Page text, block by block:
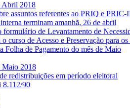
Abril 2018
assuntos referentes ao PRIQ e PRIC-
terminam amanhã, 26 de abril
de Levantamento de
curso de Acesso e Preservação para
Folha de Pagamento do mês de Maio
Maio 2018
redistribuições em período eleitoral
8.112/90